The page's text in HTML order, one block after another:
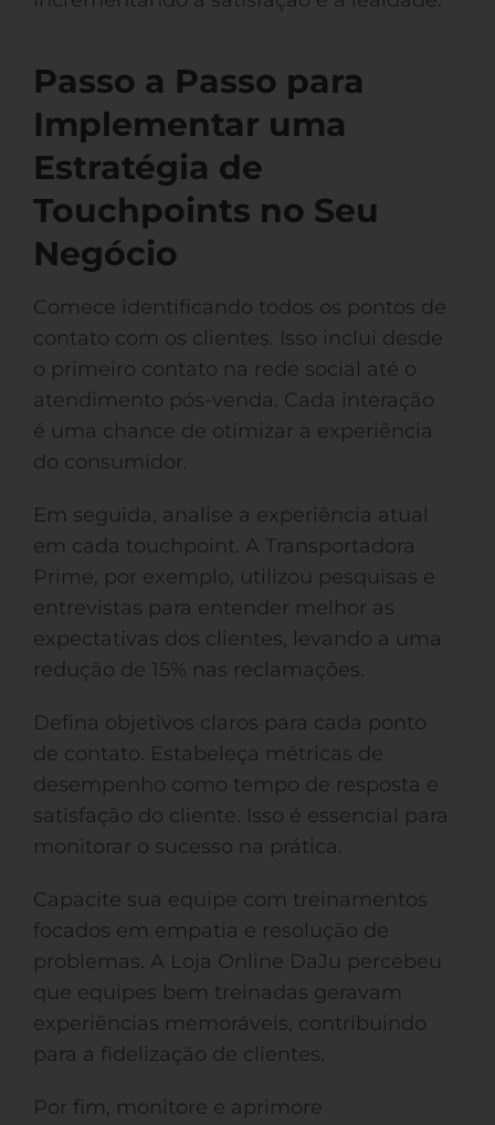
Passo a Passo para
Implementar uma
Estratégia de
Touchpoints no Seu
Negócio
Comece identificando todos os pontos de
contato com os clientes. Isso inclui desde
o primeiro contato na rede social até o
atendimento pós-venda. Cada interação
é uma chance de otimizar a experiência
do consumidor.
Em seguida, analise a experiência atual
em cada touchpoint. A Transportadora
Prime, por exemplo, utilizou pesquisas e
entrevistas para entender melhor as
expectativas dos clientes, levando a uma
redução de 15% nas reclamações.
Defina objetivos claros para cada ponto
de contato. Estabeleça métricas de
desempenho como tempo de resposta e
satisfação do cliente. Isso é essencial para
monitorar o sucesso na prática.
Capacite sua equipe com treinamentos
focados em empatia e resolução de
problemas. A Loja Online DaJu percebeu
que equipes bem treinadas geravam
experiências memoráveis, contribuindo
para a fidelização de clientes.
Por fim, monitore e aprimore